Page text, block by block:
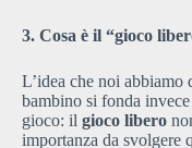
3. Cosa è il “gioco
L’idea che noi
bambino si fonda invece
gioco: il gioco libero
importanza da svolgere